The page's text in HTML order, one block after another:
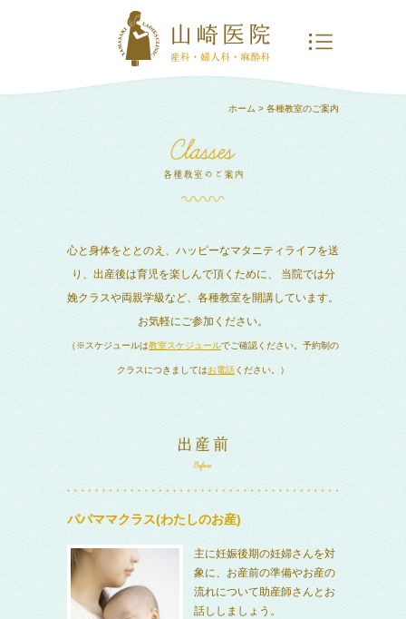
ホーム > 各種教室のご案内
心と身体をととのえ、ハッピーなマタニティライフを送
り、出産後は育児を楽しんで頂くために、
当院では分
娩クラスや両親学級など、各種教室を開講しています。
お気軽にご参加ください。
（※スケジュールは教室スケジュールでご確認ください。予約制の
クラスにつきましてはお電話ください。）
パパママクラス(わたしのお産)
主に妊娠後期の妊婦さんを対
象に、お産前の準備やお産の
流れについて助産師さんとお
話ししましょう。